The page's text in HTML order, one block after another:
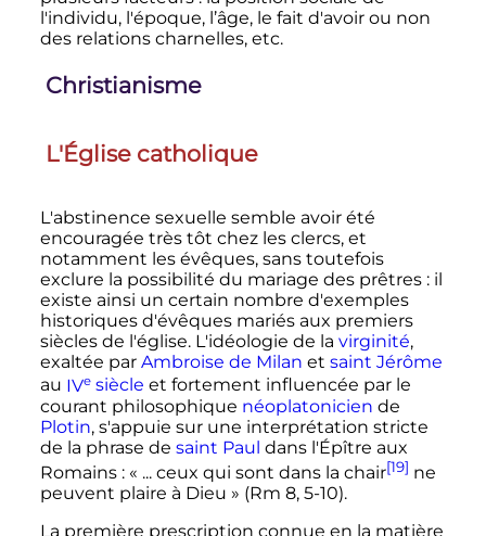
l'individu, l'époque, l’âge, le fait d'avoir ou non
des relations charnelles, etc.
Christianisme
L'Église catholique
L'abstinence sexuelle semble avoir été
encouragée très tôt chez les clercs, et
notamment les évêques, sans toutefois
exclure la possibilité du mariage des prêtres : il
existe ainsi un certain nombre d'exemples
historiques d'évêques mariés aux premiers
siècles de l'église. L'idéologie de la virginité,
exaltée par Ambroise de Milan et saint Jérôme
au IVesiècle et fortement influencée par le
courant philosophique néoplatonicien de
Plotin, s'appuie sur une interprétation stricte
de la phrase de saint Paul dans l'Épître aux
Romains : « ... ceux qui sont dans la chair[19] ne
peuvent plaire à Dieu » (Rm 8, 5-10).
La première prescription connue en la matière